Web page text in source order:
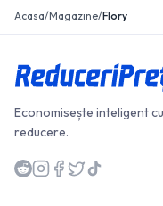
Acasa/Magazine/Flory
Economisește inteligent
reducere.